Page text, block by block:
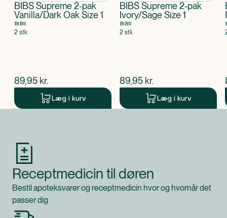
BIBS Supreme 2-pak
Vanilla/Dark Oak Size 1
BIBS
2 stk
$nuværende pris
89,95 kr.
Læg i kurv
BIBS Supreme 2-pak
Ivory/Sage Size 1
BIBS
2 stk
$nuværende pris
89,95 kr.
Læg i kurv
Receptmedicin til døren
Bestil apoteksvarer og receptmedicin hvor og hvornår det
passer dig